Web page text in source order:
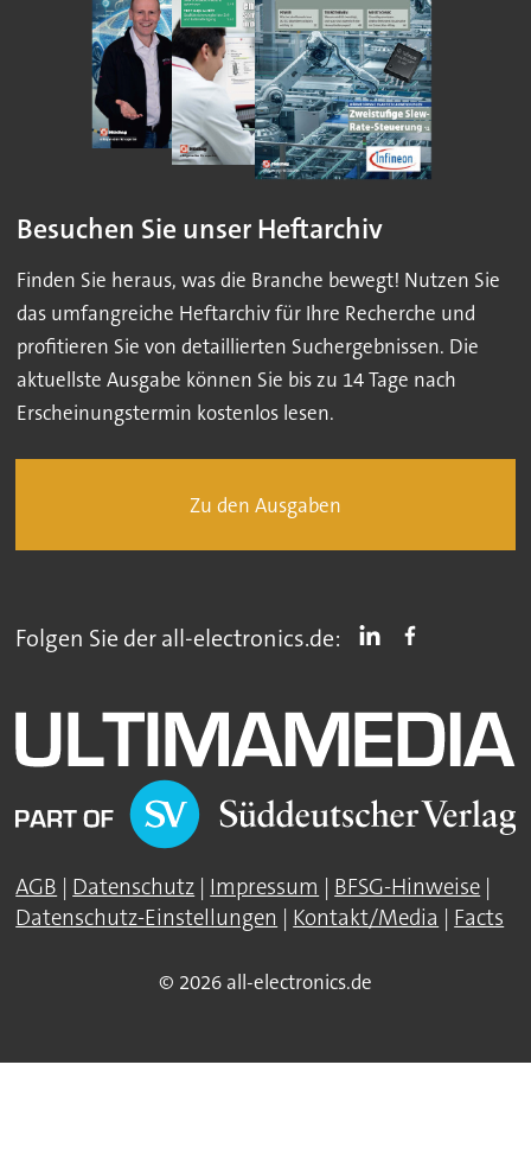
Besuchen Sie unser Heftarchiv
Finden Sie heraus, was die Branche bewegt! Nutzen Sie
das umfangreiche Heftarchiv für Ihre Recherche und
profitieren Sie von detaillierten Suchergebnissen. Die
aktuellste Ausgabe können Sie bis zu 14 Tage nach
Erscheinungstermin kostenlos lesen.
Zu den Ausgaben
Folgen Sie der all-electronics.de:
AGB | Datenschutz | Impressum | BFSG-Hinweise |
Datenschutz-Einstellungen | Kontakt/Media | Facts
© 2026 all-electronics.de